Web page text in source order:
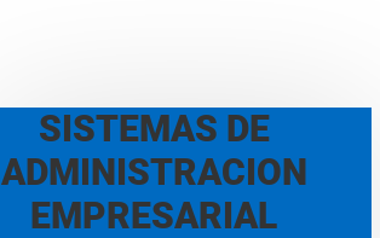
SISTEMAS DE
ADMINISTRACION
EMPRESARIAL